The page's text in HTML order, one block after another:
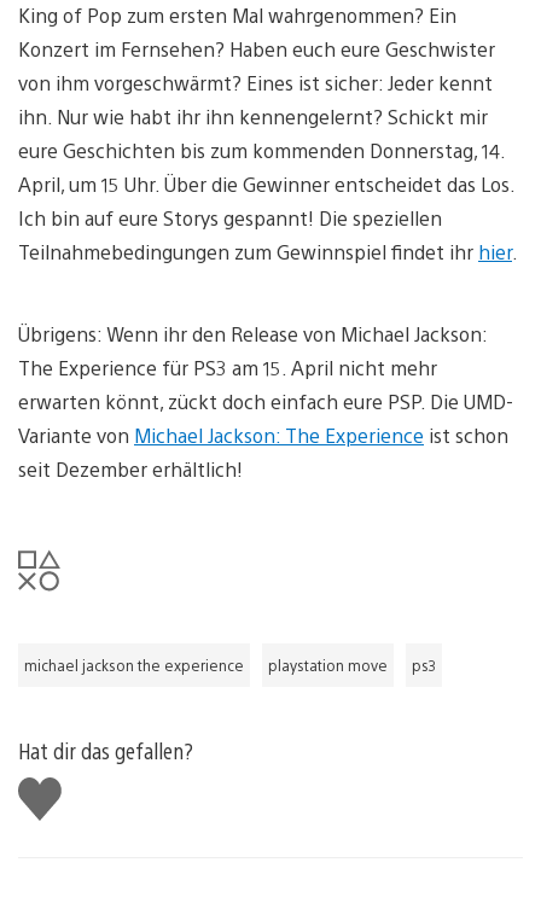
King of Pop zum ersten Mal wahrgenommen? Ein
Konzert im Fernsehen? Haben euch eure Geschwister
von ihm vorgeschwärmt? Eines ist sicher: Jeder kennt
ihn. Nur wie habt ihr ihn kennengelernt? Schickt mir
eure Geschichten bis zum kommenden Donnerstag, 14.
April, um 15 Uhr. Über die Gewinner entscheidet das Los.
Ich bin auf eure Storys gespannt! Die speziellen
Teilnahmebedingungen zum Gewinnspiel findet ihr hier.
Übrigens: Wenn ihr den Release von Michael Jackson:
The Experience für PS3 am 15. April nicht mehr
erwarten könnt, zückt doch einfach eure PSP. Die UMD-
Variante von Michael Jackson: The Experience ist schon
seit Dezember erhältlich!
michael jackson the experience playstation move ps3
Hat dir das gefallen?
Gefällt
mir